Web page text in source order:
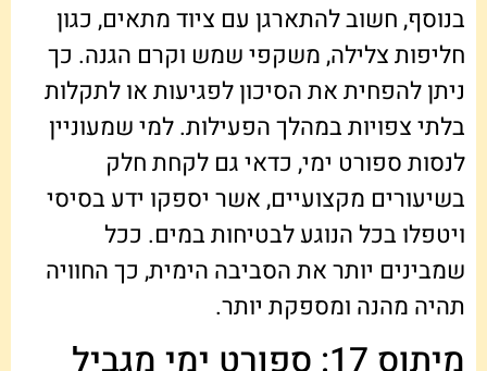
בנוסף, חשוב להתארגן עם ציוד מתאים, כגון
חליפות צלילה, משקפי שמש וקרם הגנה. כך
ניתן להפחית את הסיכון לפגיעות או לתקלות
בלתי צפויות במהלך הפעילות. למי שמעוניין
לנסות ספורט ימי, כדאי גם לקחת חלק
בשיעורים מקצועיים, אשר יספקו ידע בסיסי
ויטפלו בכל הנוגע לבטיחות במים. ככל
שמבינים יותר את הסביבה הימית, כך החוויה
תהיה מהנה ומספקת יותר.
מיתוס 17: ספורט ימי מגביל